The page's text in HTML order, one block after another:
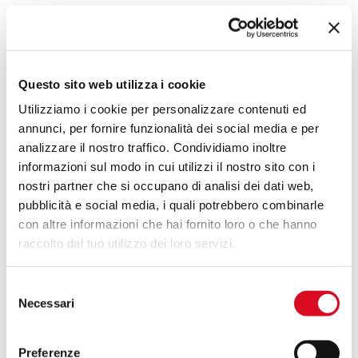
Questo sito web utilizza i cookie
Utilizziamo i cookie per personalizzare contenuti ed
annunci, per fornire funzionalità dei social media e per
analizzare il nostro traffico. Condividiamo inoltre
informazioni sul modo in cui utilizzi il nostro sito con i
nostri partner che si occupano di analisi dei dati web,
pubblicità e social media, i quali potrebbero combinarle
con altre informazioni che hai fornito loro o che hanno
raccolto dal tuo utilizzo dei loro servizi.
delNecessari
Preferenze
Atomizzatori portati E’ disponibile esclusivamente
Portato
Phantom
M612